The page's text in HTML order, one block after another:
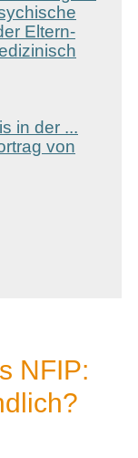
Eltern-
in der ...
von
NFIP: